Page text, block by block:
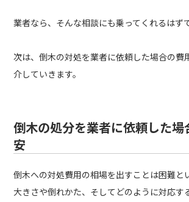
業者なら、そんな相談にも乗ってくれるはずで
次は、倒木の対処を業者に依頼した場合の費
介していきます。
倒木の処分を業者に依頼した場
安
倒木への対処費用の相場を出すことは困難と
大きさや倒れかた、そしてどのように対応す